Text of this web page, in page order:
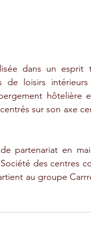
dans un esprit
de loisirs
hôtelière
sur son axe
partenariat en
des centres
au groupe